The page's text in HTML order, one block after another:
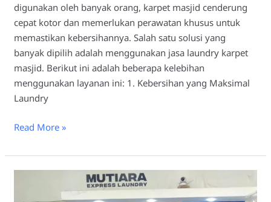
digunakan oleh banyak orang, karpet masjid cenderung
cepat kotor dan memerlukan perawatan khusus untuk
memastikan kebersihannya. Salah satu solusi yang
banyak dipilih adalah menggunakan jasa laundry karpet
masjid. Berikut ini adalah beberapa kelebihan
menggunakan layanan ini: 1. Kebersihan yang Maksimal
Laundry
Read More »